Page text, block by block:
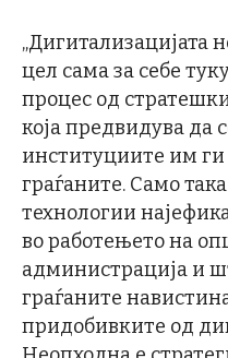
„Дигитализацијата
цел сама за себе
процес од
која предвидува да
институциите им ги
граѓаните. Само
технологии
во работењето на
администрација и
граѓаните
придобивките од